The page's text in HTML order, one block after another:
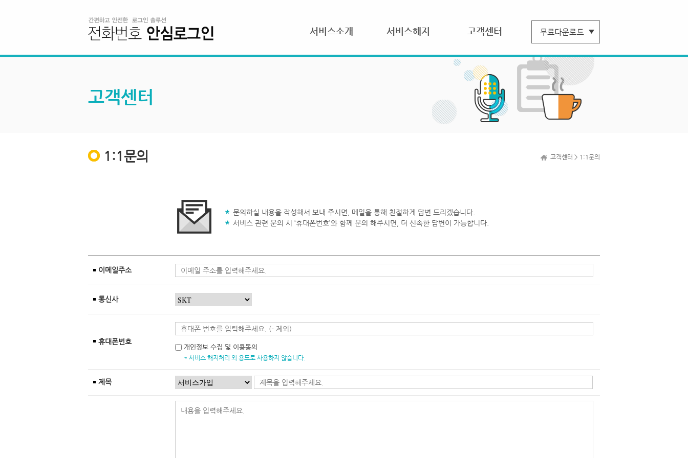
서비스소개 서비스해지 고객센터
고객센터
1:1문의 고객센터 > 1:1문의
문의하실 내용을 작성해서 보내 주시면, 메일을 통해 친절하게 답변 드리겠습니다.
서비스 관련 문의 시 ‘휴대폰번호’와 함께 문의 해주시면, 더 신속한 답변이 가능합니다.
이메일주소
통신사
휴대폰번호
개인정보 수집 및 이용동의
* 서비스 해지처리 외 용도로 사용하지 않습니다.
제목